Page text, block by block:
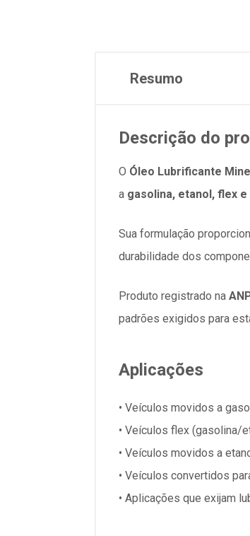
Resumo
Descrição do
O Óleo Lubrificante
a gasolina, etanol, flex e
Sua formulação
durabilidade dos
Produto registrado na
padrões exigidos para
Aplicações
• Veículos movidos a
• Veículos flex (gasolina/
• Veículos movidos a
• Veículos convertidos
• Aplicações que exijam